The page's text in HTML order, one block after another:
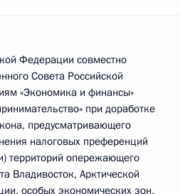
Федерации совместно
Совета Российской
«Экономика и финансы»
при доработке
предусматривающего
налоговых преференций
территорий опережающего
Владивосток, Арктической
особых экономических зон,